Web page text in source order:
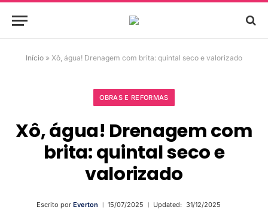
Início » Xô, água! Drenagem com brita: quintal seco e valorizado
OBRAS E REFORMAS
Xô, água! Drenagem com
brita: quintal seco e
valorizado
Escrito por Everton 15/07/2025 Updated: 31/12/2025